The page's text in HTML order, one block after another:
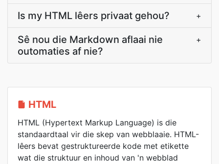
Is my HTML lêers privaat gehou? +
Sê nou die Markdown aflaai nie
outomaties af nie?
+
HTML
HTML (Hypertext Markup Language) is die
standaardtaal vir die skep van webblaaie. HTML-
lêers bevat gestruktureerde kode met etikette
wat die struktuur en inhoud van 'n webblad